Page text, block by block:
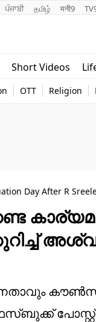
ਪੰਜਾਬੀ தமிழ் मनी9
Short Videos
Web
OTT Religion
Day After R
നേതാവും
പോസ്റ്റ്